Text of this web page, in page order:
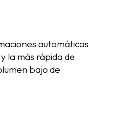
automáticas
la más rápida de
bajo de